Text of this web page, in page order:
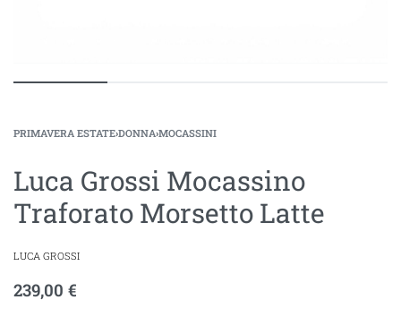
PRIMAVERA ESTATE›DONNA›MOCASSINI
Luca Grossi Mocassino
Traforato Morsetto Latte
LUCA GROSSI
239,00 €